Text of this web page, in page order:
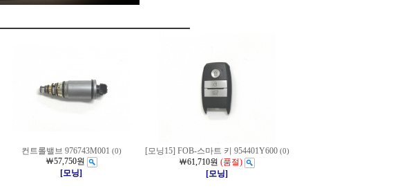
컨트롤밸브 976743M001 (0)
￦57,750원
[모닝]
[모닝15] FOB-스마트 키 954401Y600 (0)
￦61,710원 (품절)
[모닝]